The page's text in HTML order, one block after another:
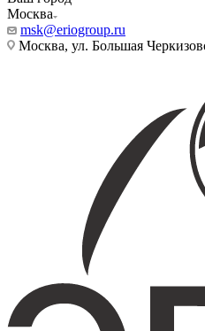
Москва
msk@eriogroup.ru
Москва, ул. Большая